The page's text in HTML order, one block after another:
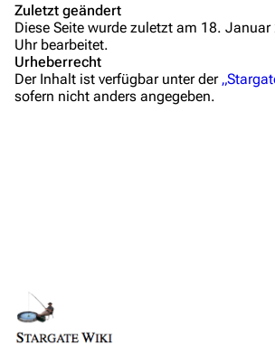
Letzte Änderungen
FAQ
Wiki-Diskussion
Zuletzt geändert
Diese Seite wurde zuletzt am 18.
Uhr bearbeitet.
Urheberrecht
Der Inhalt ist verfügbar unter der
sofern nicht anders angegeben.